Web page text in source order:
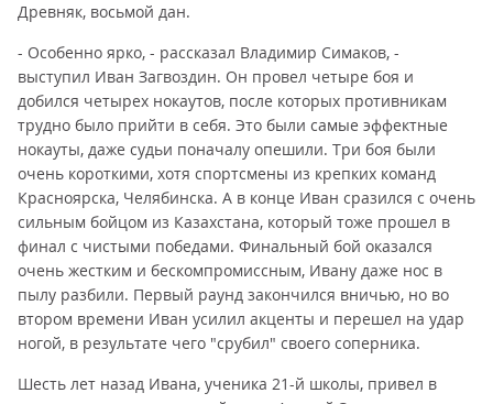
Древняк, восьмой дан.
- Особенно ярко, - рассказал Владимир Симаков, -
выступил Иван Загвоздин. Он провел четыре боя и
добился четырех нокаутов, после которых противникам
трудно было прийти в себя. Это были самые эффектные
нокауты, даже судьи поначалу опешили. Три боя были
очень короткими, хотя спортсмены из крепких команд
Красноярска, Челябинска. А в конце Иван сразился с очень
сильным бойцом из Казахстана, который тоже прошел в
финал с чистыми победами. Финальный бой оказался
очень жестким и бескомпромиссным, Ивану даже нос в
пылу разбили. Первый раунд закончился вничью, но во
втором времени Иван усилил акценты и перешел на удар
ногой, в результате чего "срубил" своего соперника.
Шесть лет назад Ивана, ученика 21-й школы, привел в